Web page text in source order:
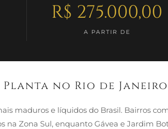
R$ 275.000,00
A PARTIR DE
no Rio de Janeiro
maduros e líquidos do Brasil. Bairros
na Zona Sul, enquanto Gávea e Jardim